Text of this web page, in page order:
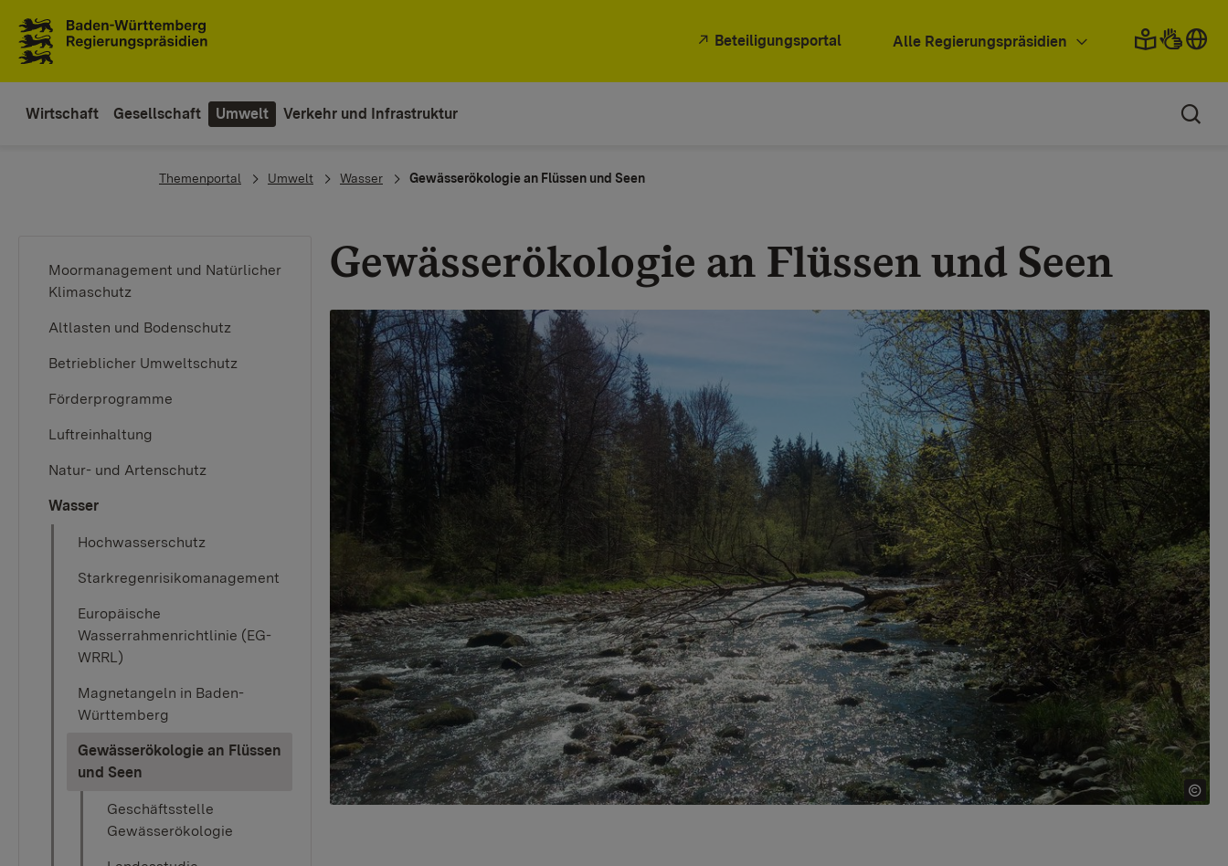
Beteiligungsportal Alle Regierungspräsidien
Wirtschaft Gesellschaft Umwelt Verkehr und Infrastruktur
You are here:
Themenportal Umwelt Wasser Gewässerökologie an Flüssen und Seen
Moormanagement und Natürlicher
Klimaschutz
Altlasten und Bodenschutz
Betrieblicher Umweltschutz
Förderprogramme
Luftreinhaltung
Natur- und Artenschutz
Wasser
Hochwasserschutz
Starkregenrisikomanagement
Europäische
Wasserrahmenrichtlinie (EG-
WRRL)
Magnetangeln in Baden-
Württemberg
Gewässerökologie an Flüssen
und Seen
Geschäftsstelle
Gewässerökologie
Gewässerökologie an Flüssen und Seen